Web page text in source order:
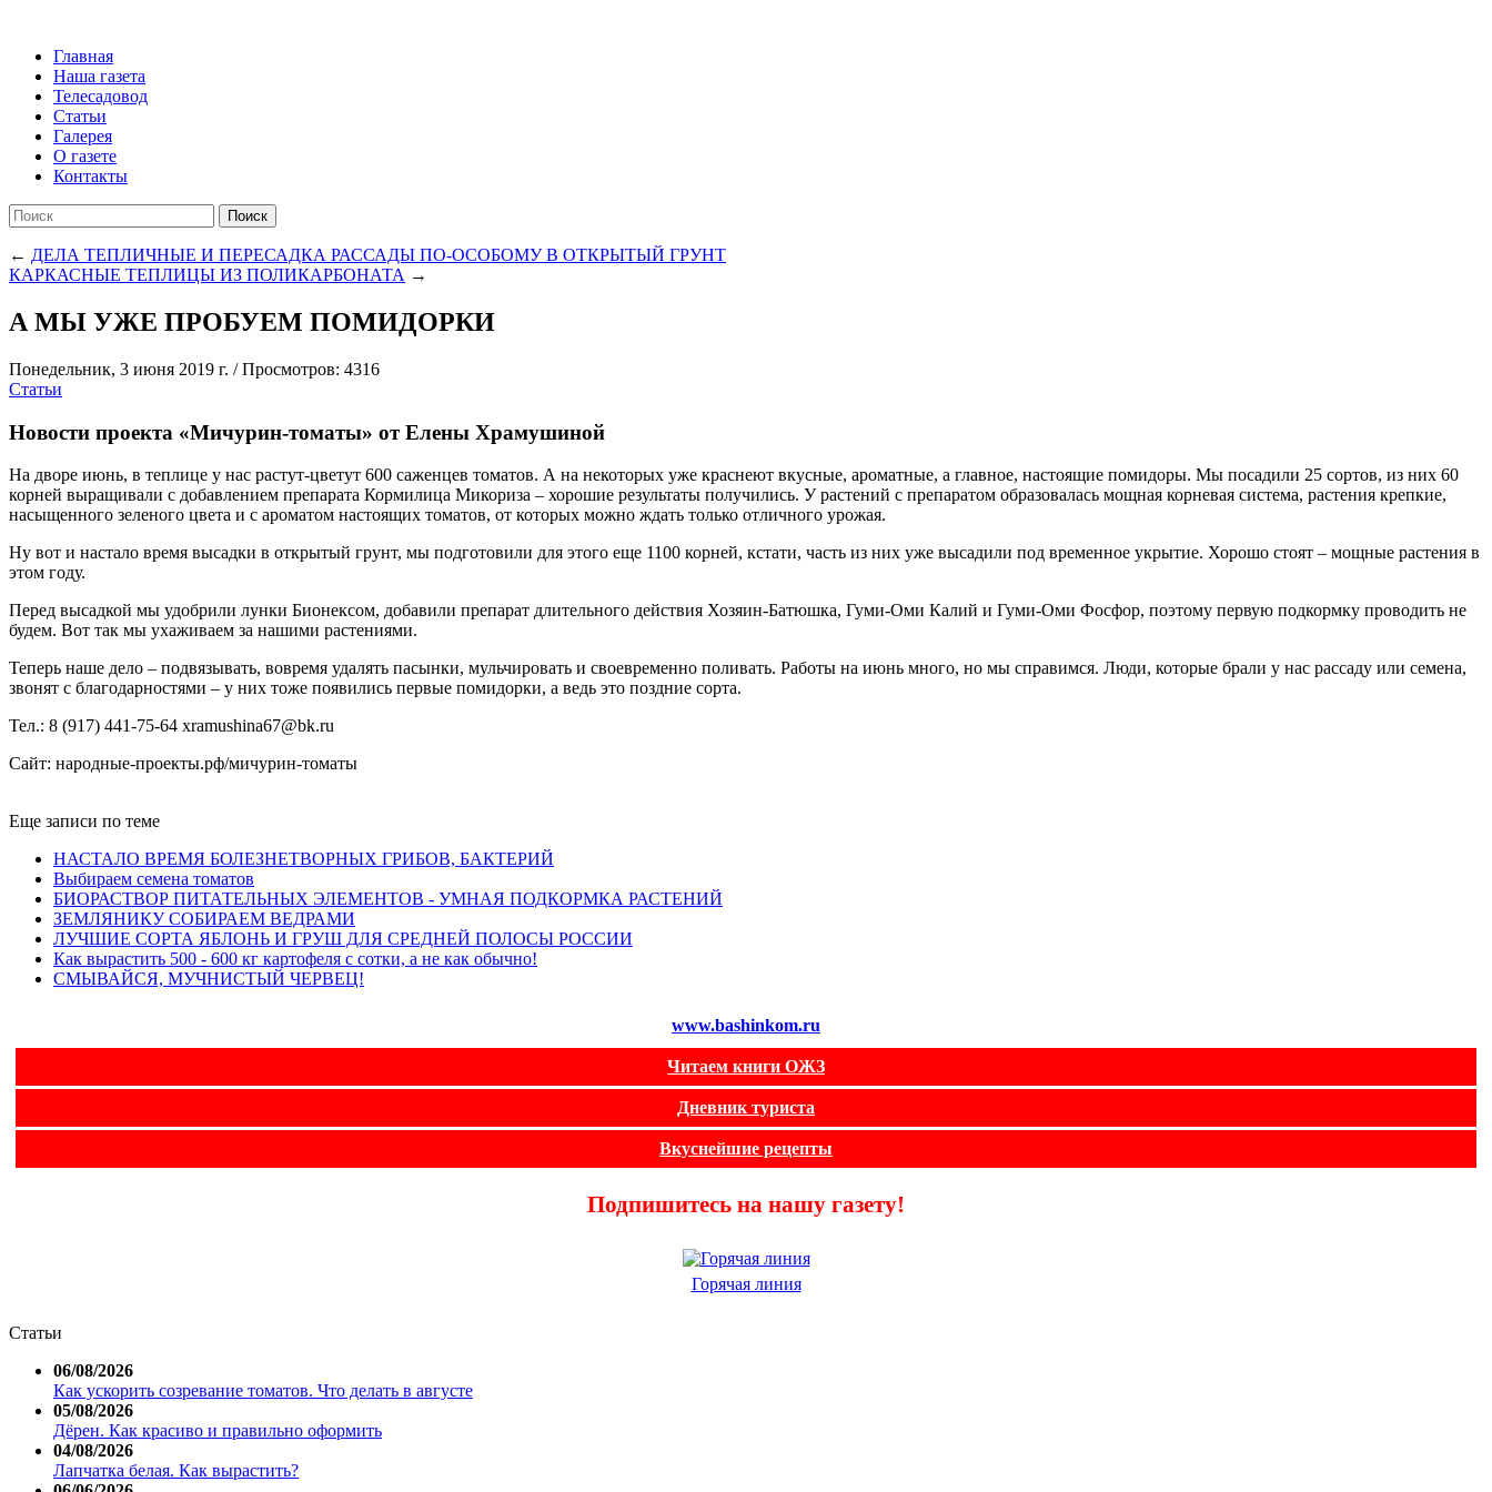
Главная
Наша газета
Телесадовод
Статьи
Галерея
О газете
Контакты
Поиск
← ДЕЛА ТЕПЛИЧНЫЕ И ПЕРЕСАДКА РАССАДЫ ПО-ОСОБОМУ В ОТКРЫТЫЙ ГРУНТ
КАРКАСНЫЕ ТЕПЛИЦЫ ИЗ ПОЛИКАРБОНАТА →
А МЫ УЖЕ ПРОБУЕМ ПОМИДОРКИ
Понедельник, 3 июня 2019 г. /Просмотров: 4316
Статьи
Новости проекта «Мичурин-томаты» от Елены Храмушиной
На дворе июнь, в теплице у нас растут-цветут 600 саженцев томатов. А на некоторых уже краснеют вкусные, ароматные, а главное, настоящие помидоры. Мы посадили 25 сортов, из них 60
корней выращивали с добавлением препарата Кормилица Микориза – хорошие результаты получились. У растений с препаратом образовалась мощная корневая система, растения крепкие,
насыщенного зеленого цвета и с ароматом настоящих томатов, от которых можно ждать только отличного урожая.
Ну вот и настало время высадки в открытый грунт, мы подготовили для этого еще 1100 корней, кстати, часть из них уже высадили под временное укрытие. Хорошо стоят – мощные растения в
этом году.
Перед высадкой мы удобрили лунки Бионексом, добавили препарат длительного действия Хозяин-Батюшка, Гуми-Оми Калий и Гуми-Оми Фосфор, поэтому первую подкормку проводить не
будем. Вот так мы ухаживаем за нашими растениями.
Теперь наше дело – подвязывать, вовремя удалять пасынки, мульчировать и своевременно поливать. Работы на июнь много, но мы справимся. Люди, которые брали у нас рассаду или семена,
звонят с благодарностями – у них тоже появились первые помидорки, а ведь это поздние сорта.
Тел.: 8 (917) 441-75-64 xramushina67@bk.ru
Сайт: народные-проекты.рф/мичурин-томаты
Еще записи по теме
НАСТАЛО ВРЕМЯ БОЛЕЗНЕТВОРНЫХ ГРИБОВ, БАКТЕРИЙ
Выбираем семена томатов
БИОРАСТВОР ПИТАТЕЛЬНЫХ ЭЛЕМЕНТОВ - УМНАЯ ПОДКОРМКА РАСТЕНИЙ
ЗЕМЛЯНИКУ СОБИРАЕМ ВЕДРАМИ
ЛУЧШИЕ СОРТА ЯБЛОНЬ И ГРУШ ДЛЯ СРЕДНЕЙ ПОЛОСЫ РОССИИ
Как вырастить 500 - 600 кг картофеля с сотки, а не как обычно!
СМЫВАЙСЯ, МУЧНИСТЫЙ ЧЕРВЕЦ!
www.bashinkom.ru
Читаем книги ОЖЗ
Дневник туриста
Вкуснейшие рецепты
Подпишитесь на нашу газету!
Горячая линия
Статьи
06/08/2026
Как ускорить созревание томатов. Что делать в августе
05/08/2026
Дёрен. Как красиво и правильно оформить
04/08/2026
Лапчатка белая. Как вырастить?